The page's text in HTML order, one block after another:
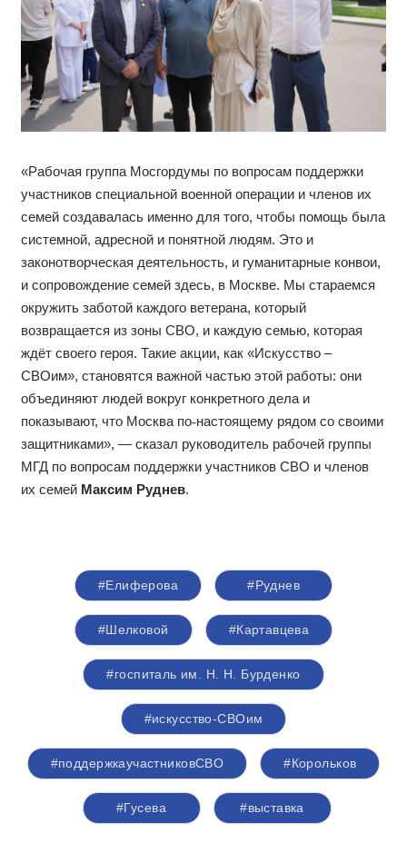
«Рабочая группа Мосгордумы по вопросам поддержки
участников специальной военной операции и членов их
семей создавалась именно для того, чтобы помощь была
системной, адресной и понятной людям. Это и
законотворческая деятельность, и гуманитарные конвои,
и сопровождение семей здесь, в Москве. Мы стараемся
окружить заботой каждого ветерана, который
возвращается из зоны СВО, и каждую семью, которая
ждёт своего героя. Такие акции, как «Искусство –
СВОим», становятся важной частью этой работы: они
объединяют людей вокруг конкретного дела и
показывают, что Москва по‑настоящему рядом со своими
защитниками», — сказал руководитель рабочей группы
МГД по вопросам поддержки участников СВО и членов
их семей Максим Руднев.
#Елиферова #Руднев
#Шелковой #Картавцева
#госпиталь им. Н. Н. Бурденко
#искусство-СВОим
#поддержкаучастниковСВО #Корольков
#Гусева #выставка